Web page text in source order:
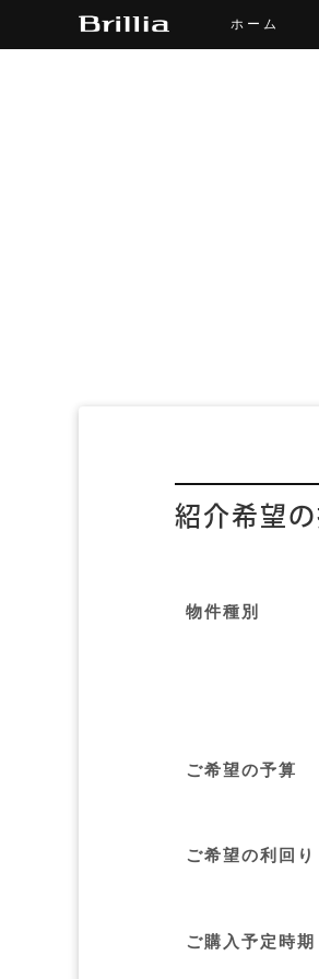
ホーム
紹介希望
物件種別
ご希望の予算
ご希望の利回り
ご購入予定時期